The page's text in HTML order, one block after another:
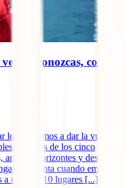
no conozcas, con
lo dedicamos a dar la vuelta al
y únicos de los cinco
ampliar horizontes y descubrir
en cuenta cuando empieces
a recorrer 10 lugares [...]